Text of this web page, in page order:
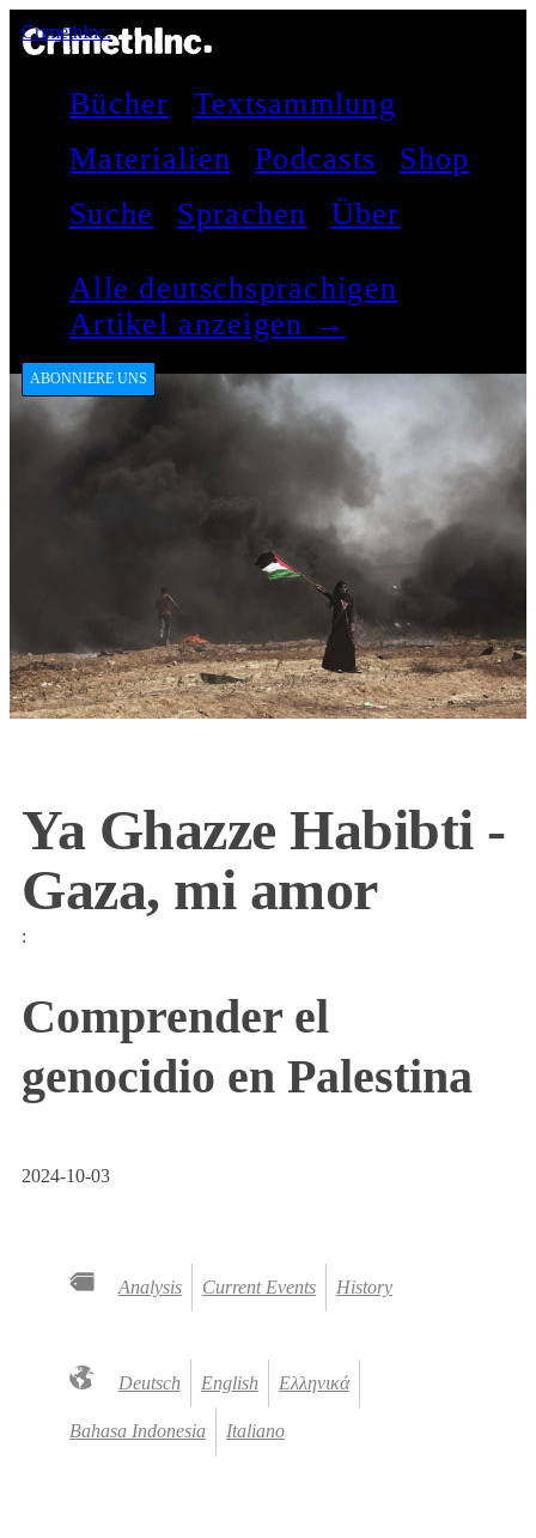
CrimethInc.
Bücher
Textsammlung
Materialien
Podcasts
Shop
Suche
Sprachen Über
Alle deutschsprachigen
Artikel anzeigen →
ABONNIERE UNS
Ya Ghazze Habibti -
Gaza, mi amor
:
Comprender el
genocidio en Palestina
2024-10-03
Analysis Current Events History
Deutsch English Ελληνικά
Bahasa Indonesia Italiano